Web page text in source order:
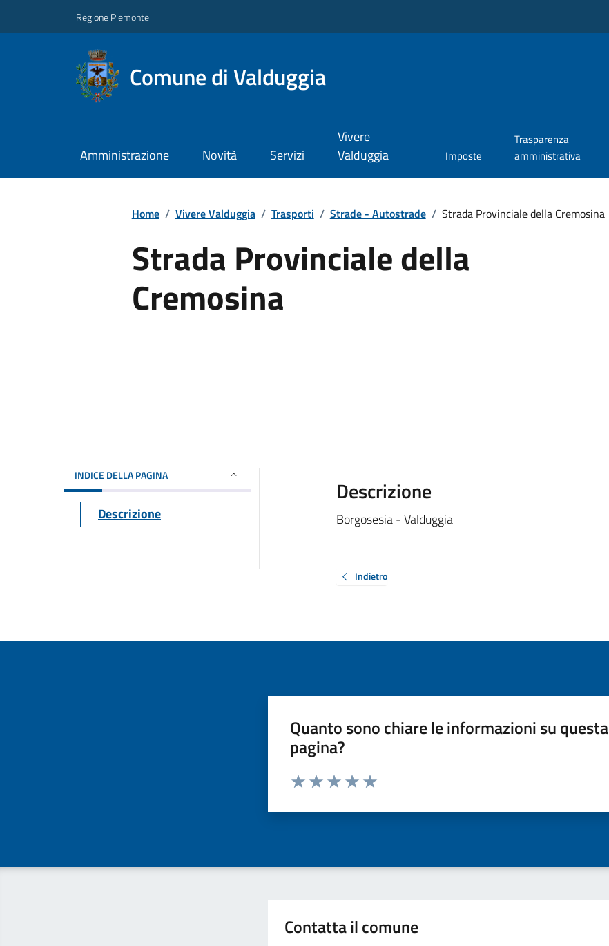
Regione Piemonte
Comune di Valduggia
Amministrazione Novità Servizi
Vivere
Valduggia
Imposte
Trasparenza
amministrativa
Home / Vivere Valduggia / Trasporti / Strade - Autostrade / Strada Provinciale della Cremosina
Strada Provinciale della
Cremosina
INDICE DELLA PAGINA
Descrizione
Descrizione
Borgosesia - Valduggia
Indietro
Quanto sono chiare le informazioni su questa
pagina?
Valuta da 1 a 5 stelle la pagina
Contatta il comune